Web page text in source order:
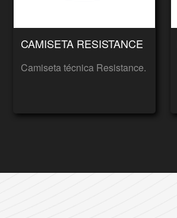
CAMISETA RESISTANCE
Camiseta técnica Resistance.